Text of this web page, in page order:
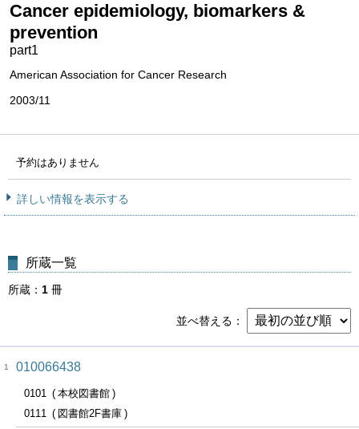
Cancer epidemiology, biomarkers &
prevention
part1
American Association for Cancer Research
2003/11
予約はありません
詳しい情報を表示する
所蔵一覧
所蔵 1 冊
並べ替える
1 010066438
0101
本校図書館
0111
図書館2F書庫